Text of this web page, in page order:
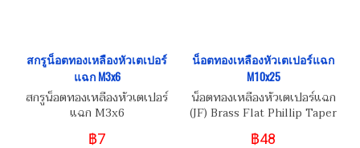
สกรูน็อตทองเหลืองหัวเตเปอร์
แฉก M3x6
สกรูน็อตทองเหลืองหัวเตเปอร์
แฉก M3x6
฿7
น็อตทองเหลืองหัวเตเปอร์แฉก
M10x25
น็อตทองเหลืองหัวเตเปอร์แฉก
(JF) Brass Flat Phillip Taper
Head Screw M10x1.5x25
฿48